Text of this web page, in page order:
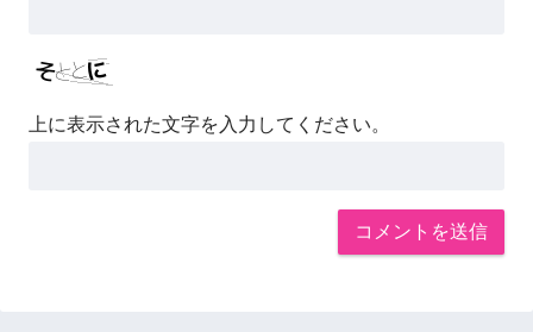
上に表示された文字を入力してください。